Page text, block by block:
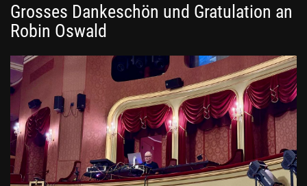
Grosses Dankeschön und Gratulation an
Robin Oswald